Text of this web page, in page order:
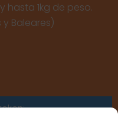
hasta 1kg de peso.
Baleares)